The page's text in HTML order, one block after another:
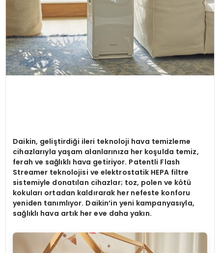
Daikin, geliştirdiği ileri teknoloji hava temizleme
cihazlarıyla yaşam alanlarınıza her koşulda temiz,
ferah ve sağlıklı hava getiriyor. Patentli Flash
Streamer teknolojisi ve elektrostatik HEPA filtre
sistemiyle donatılan cihazlar; toz, polen ve kötü
kokuları ortadan kaldırarak her nefeste konforu
yeniden tanımlıyor. Daikin’in yeni kampanyasıyla,
sağlıklı hava artık her eve daha yakın.